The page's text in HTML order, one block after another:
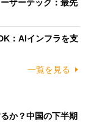
ザーテック：最先
：AIインフラを支
一覧を見る
か？中国の下半期